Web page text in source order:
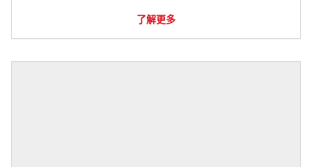
了解更多